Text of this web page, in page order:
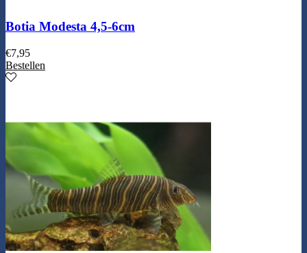
Botia Modesta 4,5-6cm
€7,95
Bestellen